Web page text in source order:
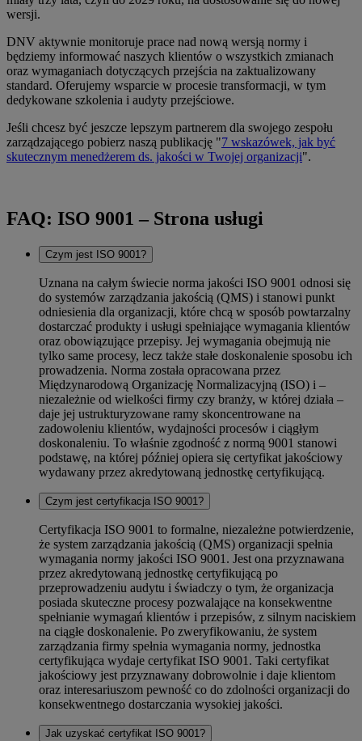
wersji.
DNV aktywnie monitoruje prace nad nową wersją normy i
będziemy informować naszych klientów o wszystkich zmianach
oraz wymaganiach dotyczących przejścia na zaktualizowany
standard. Oferujemy wsparcie w procesie transformacji, w tym
dedykowane szkolenia i audyty przejściowe.
Jeśli chcesz być jeszcze lepszym partnerem dla swojego zespołu
zarządzającego pobierz naszą publikację "7 wskazówek, jak być
skutecznym menedżerem ds. jakości w Twojej organizacji".
FAQ: ISO 9001 – Strona usługi
Czym jest ISO 9001?
Uznana na całym świecie norma jakości ISO 9001 odnosi się
do systemów zarządzania jakością (QMS) i stanowi punkt
odniesienia dla organizacji, które chcą w sposób powtarzalny
dostarczać produkty i usługi spełniające wymagania klientów
oraz obowiązujące przepisy. Jej wymagania obejmują nie
tylko same procesy, lecz także stałe doskonalenie sposobu ich
prowadzenia. Norma została opracowana przez
Międzynarodową Organizację Normalizacyjną (ISO) i –
niezależnie od wielkości firmy czy branży, w której działa –
daje jej ustrukturyzowane ramy skoncentrowane na
zadowoleniu klientów, wydajności procesów i ciągłym
doskonaleniu. To właśnie zgodność z normą 9001 stanowi
podstawę, na której później opiera się certyfikat jakościowy
wydawany przez akredytowaną jednostkę certyfikującą.
Czym jest certyfikacja ISO 9001?
Certyfikacja ISO 9001 to formalne, niezależne potwierdzenie,
że system zarządzania jakością (QMS) organizacji spełnia
wymagania normy jakości ISO 9001. Jest ona przyznawana
przez akredytowaną jednostkę certyfikującą po
przeprowadzeniu audytu i świadczy o tym, że organizacja
posiada skuteczne procesy pozwalające na konsekwentne
spełnianie wymagań klientów i przepisów, z silnym naciskiem
na ciągłe doskonalenie. Po zweryfikowaniu, że system
zarządzania firmy spełnia wymagania normy, jednostka
certyfikująca wydaje certyfikat ISO 9001. Taki certyfikat
jakościowy jest przyznawany dobrowolnie i daje klientom
oraz interesariuszom pewność co do zdolności organizacji do
konsekwentnego dostarczania wysokiej jakości.
Jak uzyskać certyfikat ISO 9001?